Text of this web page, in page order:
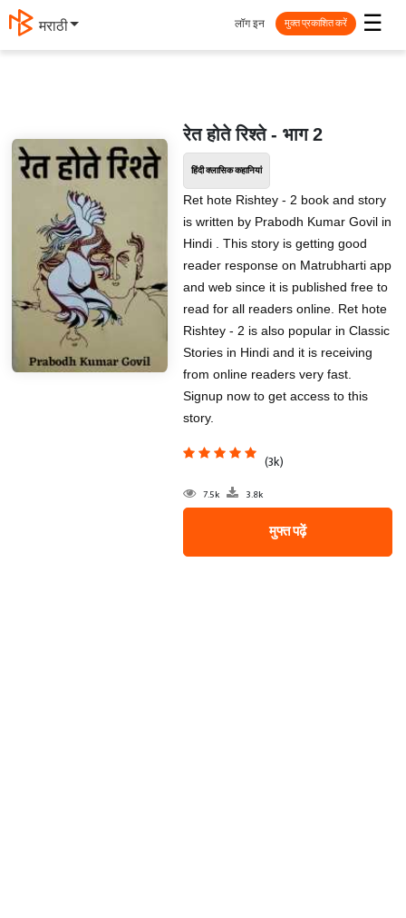
मराठी ☰
लॉग इन मुक्त प्रकाशित करें
रेत होते रिश्ते - भाग 2
हिंदी क्लासिक कहानियां
Ret hote Rishtey - 2 book and story
is written by Prabodh Kumar Govil in
Hindi . This story is getting good
reader response on Matrubharti app
and web since it is published free to
read for all readers online. Ret hote
Rishtey - 2 is also popular in Classic
Stories in Hindi and it is receiving
from online readers very fast.
Signup now to get access to this
story.
(3k)
7.5k 3.8k
मुफ्त पढ़ें